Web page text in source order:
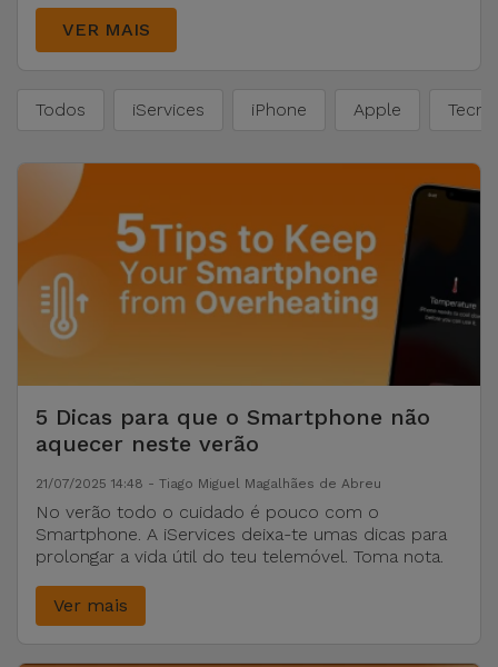
OnePlus
Google
Dyson
Outras
Marcas
Ver
tudo
Consolas
tudo
e Colunas
Smartwatches
e Braceletes
Correntes
para
Telemóvel
Higiene
e Casa
Carteiras,
Bolsas e
Malas
Localizadores
VER MAIS
Todos iServices iPhone Apple
5 Dicas para que o Smartphone não
aquecer neste verão
21/07/2025 14:48 - Tiago Miguel Magalhães de Abreu
No verão todo o cuidado é pouco com o
Smartphone. A iServices deixa-te umas dicas para
prolongar a vida útil do teu telemóvel. Toma nota.
Ver mais